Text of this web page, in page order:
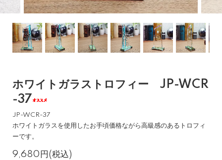
ホワイトガラストロフィー JP-WCR
-37
JP-WCR-37
ホワイトガラスを使用したお手頃価格ながら高級感のあるトロフィ
ーです。
9,680円(税込)